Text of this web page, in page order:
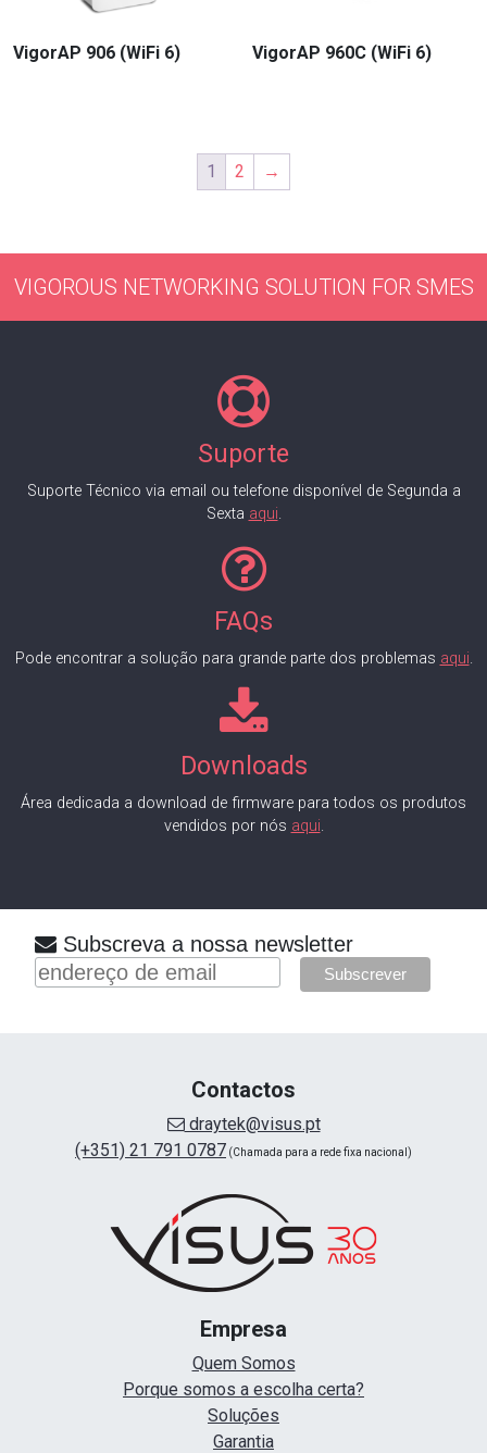
VigorAP 906 (WiFi 6) VigorAP 960C (WiFi 6)
1 2 →
VIGOROUS NETWORKING SOLUTION FOR SMES
Suporte
Suporte Técnico via email ou telefone disponível de Segunda a
Sexta aqui.
FAQs
Pode encontrar a solução para grande parte dos problemas aqui.
Downloads
Área dedicada a download de firmware para todos os produtos
vendidos por nós aqui.
Subscreva a nossa newsletter
Contactos
draytek@visus.pt
(+351) 21 791 0787 (Chamada para a rede fixa nacional)
Empresa
Quem Somos
Porque somos a escolha certa?
Soluções
Garantia